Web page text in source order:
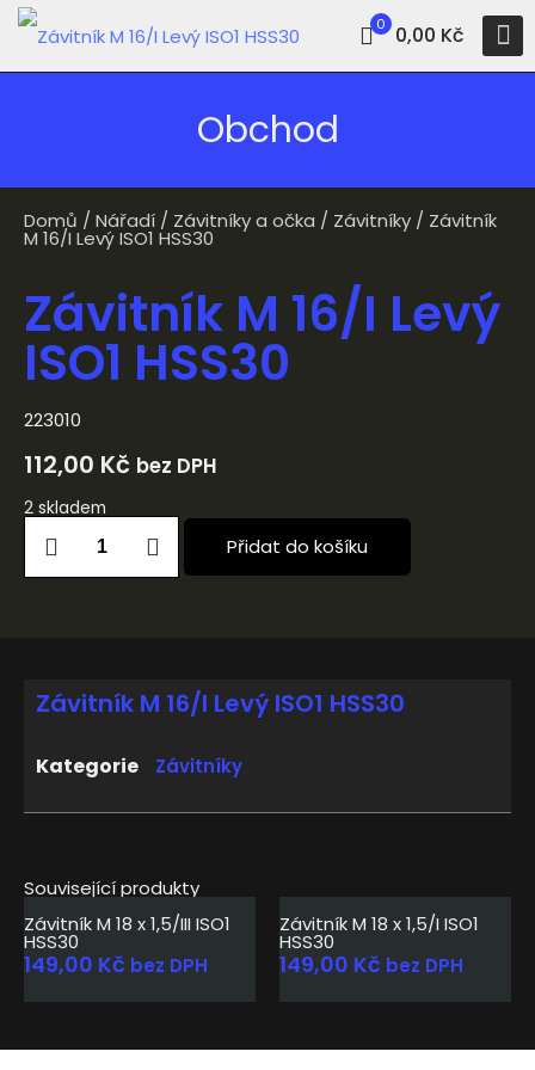
0 0,00 Kč
Obchod
Domů / Nářadí / Závitníky a očka / Závitníky / Závitník
M 16/I Levý ISO1 HSS30
Závitník M 16/I Levý
ISO1 HSS30
223010
112,00 Kč bez DPH
2 skladem
Přidat do košíku
Související produkty
Závitník M 18 x 1,5/III ISO1
HSS30
149,00 Kč bez DPH
Závitník M 18 x 1,5/I ISO1
HSS30
149,00 Kč bez DPH
Závitník M 16/I Levý ISO1 HSS30
Kategorie Závitníky